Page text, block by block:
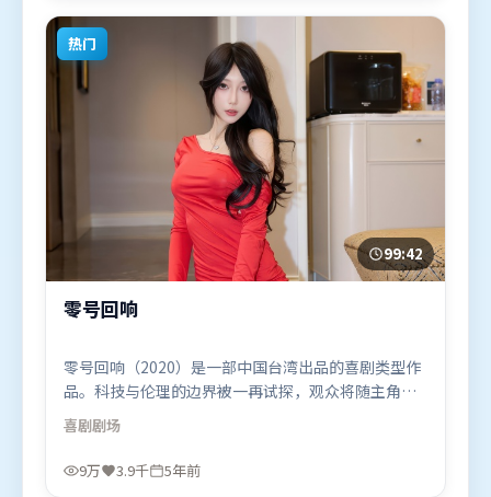
喜欢动作题材的观众观看。
热门
99:42
零号回响
零号回响（2020）是一部中国台湾出品的喜剧类型作
品。科技与伦理的边界被一再试探，观众将随主角一
起经历道德震荡。高潮段落信息密度高，情绪释放与
主题回扣同时完成。由毕赣执导，沈腾、吴京、河正
宇，堺雅人、杨紫、托尼·贾等联袂出演。影片于
喜剧剧场
9万 3.9千 5年前